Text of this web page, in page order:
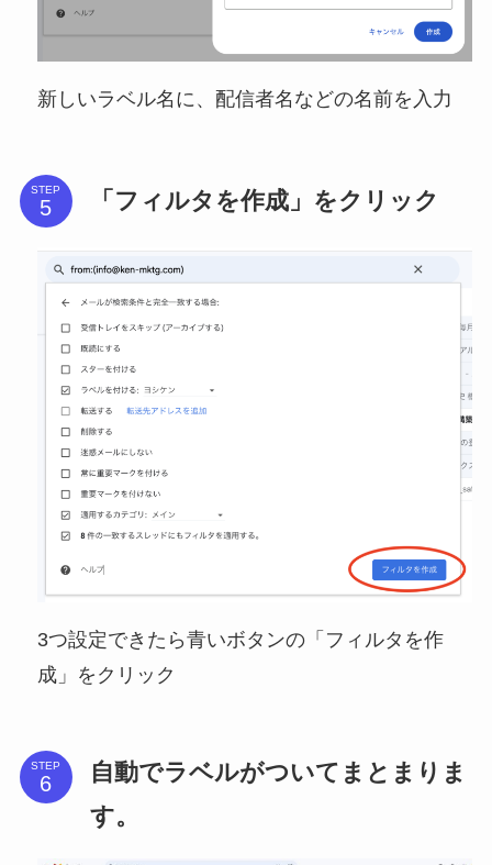
新しいラベル名に、配信者名などの名前を入力
STEP 「フィルタを作成」をクリック
3つ設定できたら青いボタンの「フィルタを作
成」をクリック
STEP
自動でラベルがついてまとまりま
す。